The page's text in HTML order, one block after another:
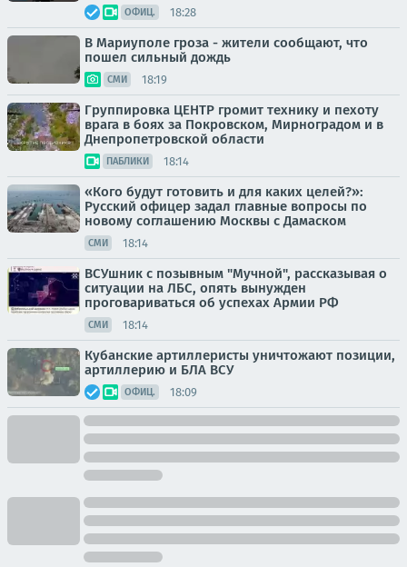
ОФИЦ. 18:28
В Мариуполе гроза - жители сообщают, что
пошел сильный дождь
СМИ 18:19
Группировка ЦЕНТР громит технику и пехоту
врага в боях за Покровском, Мирноградом и в
Днепропетровской области
ПАБЛИКИ 18:14
«Кого будут готовить и для каких целей?»:
Русский офицер задал главные вопросы по
новому соглашению Москвы с Дамаском
СМИ 18:14
ВСУшник с позывным "Мучной", рассказывая о
ситуации на ЛБС, опять вынужден
проговариваться об успехах Армии РФ
СМИ 18:14
Кубанские артиллеристы уничтожают позиции,
артиллерию и БЛА ВСУ
ОФИЦ. 18:09